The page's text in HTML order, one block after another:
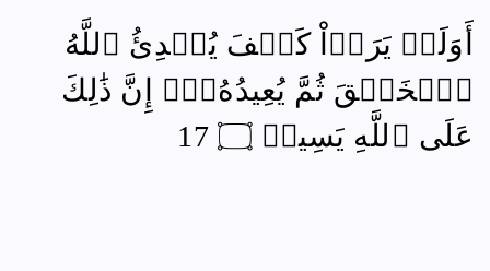
أَوَلَمۡ يَرَوۡاْ كَيۡفَ يُبۡدِئُ ٱللَّهُ
ٱلۡخَلۡقَ ثُمَّ يُعِيدُهُۥٓۚ إِنَّ ذَٰلِكَ
عَلَى ٱللَّهِ يَسِيرٞ ۝ 17